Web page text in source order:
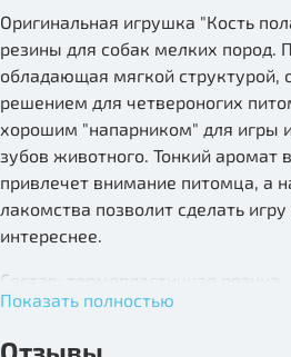
Оригинальная игрушка "Кость
резины для собак мелких пород.
обладающая мягкой структурой,
решением для четвероногих
хорошим "напарником" для игры
зубов животного. Тонкий аромат
привлечет внимание питомца, а
лакомства позволит сделать
интереснее.
Состав: термопластичная резина
Показать полностью